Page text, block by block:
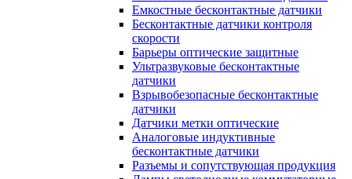
Емкостные бесконтактные датчики
Бесконтактные датчики контроля
скорости
Барьеры оптические защитные
Ультразвуковые бесконтактные
датчики
Взрывобезопасные бесконтактные
датчики
Датчики метки оптические
Аналоговые индуктивные
бесконтактные датчики
Разъемы и сопутствующая продукция